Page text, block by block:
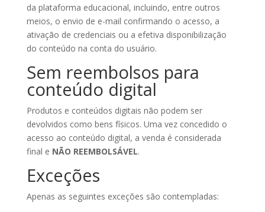
da plataforma educacional, incluindo, entre outros
meios, o envio de e-mail confirmando o acesso, a
ativação de credenciais ou a efetiva disponibilização
do conteúdo na conta do usuário.
Sem reembolsos para
conteúdo digital
Produtos e conteúdos digitais não podem ser
devolvidos como bens físicos. Uma vez concedido o
acesso ao conteúdo digital, a venda é considerada
final e NÃO REEMBOLSÁVEL.
Exceções
Apenas as seguintes exceções são contempladas: